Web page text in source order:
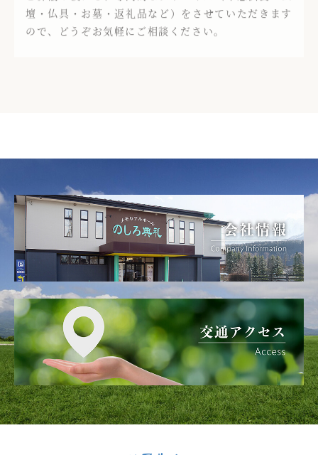
壇・仏具・お墓・返礼品など）をさせていただきます
ので、どうぞお気軽にご相談ください。